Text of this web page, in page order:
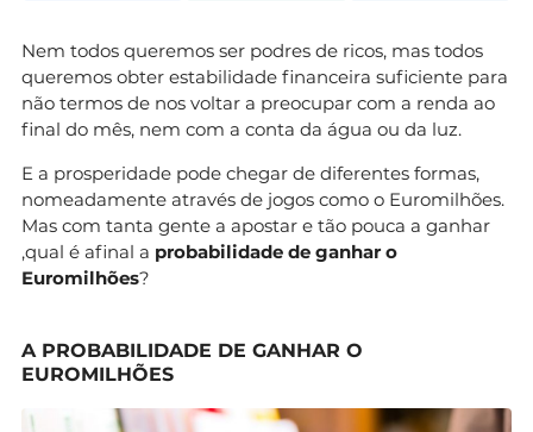
Nem todos queremos ser podres de ricos, mas todos
queremos obter estabilidade financeira suficiente para
não termos de nos voltar a preocupar com a renda ao
final do mês, nem com a conta da água ou da luz.
E a prosperidade pode chegar de diferentes formas,
nomeadamente através de jogos como o Euromilhões.
Mas com tanta gente a apostar e tão pouca a ganhar
,qual é afinal a probabilidade de ganhar o
Euromilhões?
A PROBABILIDADE DE GANHAR O
EUROMILHÕES